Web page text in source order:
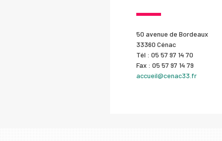
50 avenue de Bordeaux
33360 Cénac
Tél : 05 57 97 14 70
Fax : 05 57 97 14 79
accueil@cenac33.fr